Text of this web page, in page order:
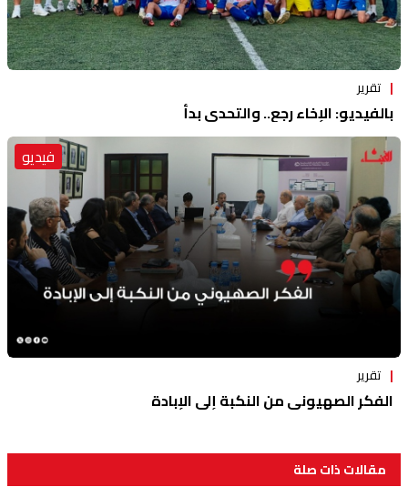
تقرير
بالفيديو: الإخاء رجع.. والتحدي بدأ
فيديو
تقرير
الفكر الصهيوني من النكبة إلى الإبادة
مقالات ذات صلة